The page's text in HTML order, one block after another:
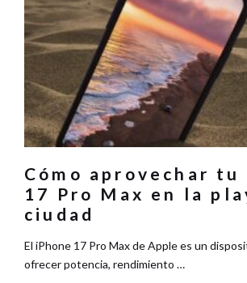
Cómo aprovechar tu
17 Pro Max en la
ciudad
El iPhone 17 Pro Max de Apple es un
ofrecer potencia, rendimiento …